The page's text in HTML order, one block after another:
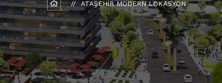
ATAŞEHIR MODERN LOKASYON